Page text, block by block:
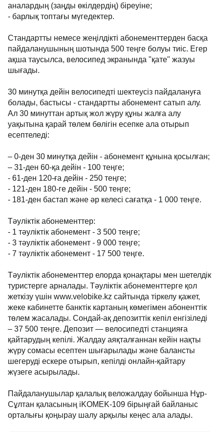
аналардың (заңды өкілдердің) біреуіне;
- барлық топтағы мүгедектер.
Стандартты немесе жеңілдікті абонементтерден басқа
пайдаланушының шотында 500 теңге болуы тиіс. Егер
ақша таусылса, велосипед экранында "қате" жазуы
шығады.
30 минутқа дейін велосипедті шектеусіз пайдалануға
болады, бастысы - стандартты абонемент сатып алу.
Ал 30 минуттан артық жол жүру құны жалға алу
уақытына қарай төлем бөлігін есепке ала отырып
есептеледі:
– 0-ден 30 минутқа дейін - абонемент құнына қосылған;
– 31-ден 60-қа дейін - 100 теңге;
- 61-ден 120-ға дейін - 250 теңге;
- 121-ден 180-ге дейін - 500 теңге;
- 181-ден бастап және әр келесі сағатқа - 1 000 теңге.
Тәуліктік абонементтер:
- 1 тәуліктік абонемент - 3 500 теңге;
- 3 тәуліктік абонемент - 9 000 теңге;
- 7 тәуліктік абонемент - 17 500 теңге.
Тәуліктік абонементтер елорда қонақтары мен шетелдік
туристерге арналады. Тәуліктік абонементтерге қол
жеткізу үшін www.velobike.kz сайтында тіркелу қажет,
жеке кабинетте банктік картаның көмегімен абоненттік
төлем жасалады. Сондай-ақ депозиттік кепіл енгізіледі
– 37 500 теңге. Депозит — велосипедті станцияға
қайтарудың кепілі. Жалдау аяқталғаннан кейін нақты
жүру сомасы есептен шығарылады және балансты
шегеруді ескере отырып, кепілді онлайн-қайтару
жүзеге асырылады.
Пайдаланушылар қалалық веложалдау бойынша Нұр-
Сұлтан қаласының iKOMEK-109 бірыңғай байланыс
орталығы қоңырау шалу арқылы кеңес ала алады.